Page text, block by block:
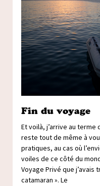
Fin du voyage
Et voilà, j’arrive au terme
reste tout de même à
pratiques, au cas où
voiles de ce côté du
Voyage Privé que j’avais
catamaran ». Le